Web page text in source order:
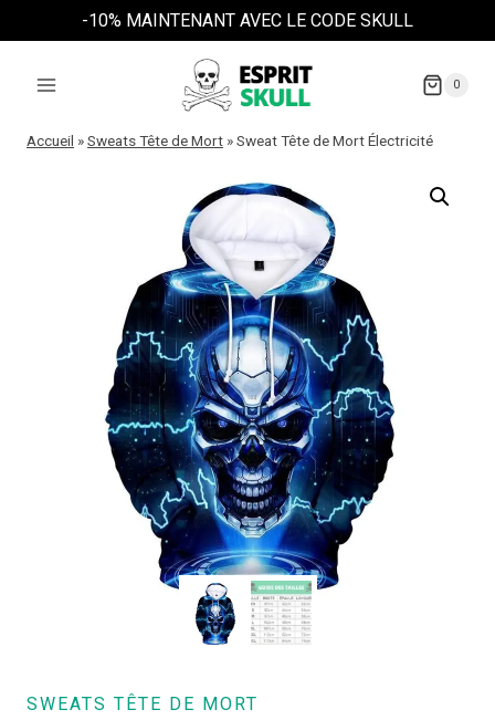
au
-10% MAINTENANT AVEC LE CODE SKULL
0
Accueil »Sweats Tête de Mort »Sweat Tête de Mort Électricité
SWEATS TÊTE DE MORT